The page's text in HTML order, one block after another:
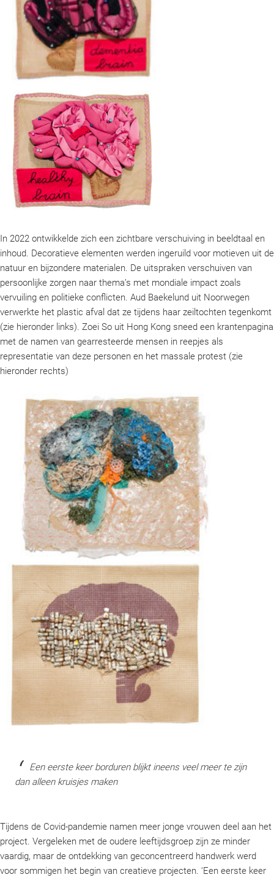
In 2022 ontwikkelde zich een zichtbare verschuiving in beeldtaal en
inhoud. Decoratieve elementen werden ingeruild voor motieven uit de
natuur en bijzondere materialen. De uitspraken verschuiven van
persoonlijke zorgen naar thema’s met mondiale impact zoals
vervuiling en politieke conflicten. Aud Baekelund uit Noorwegen
verwerkte het plastic afval dat ze tijdens haar zeiltochten tegenkomt
(zie hieronder links). Zoei So uit Hong Kong sneed een krantenpagina
met de namen van gearresteerde mensen in reepjes als
representatie van deze personen en het massale protest (zie
hieronder rechts)
Een eerste keer borduren blijkt ineens veel meer te zijn
dan alleen kruisjes maken
Tijdens de Covid-pandemie namen meer jonge vrouwen deel aan het
project. Vergeleken met de oudere leeftijdsgroep zijn ze minder
vaardig, maar de ontdekking van geconcentreerd handwerk werd
voor sommigen het begin van creatieve projecten. ‘Een eerste keer